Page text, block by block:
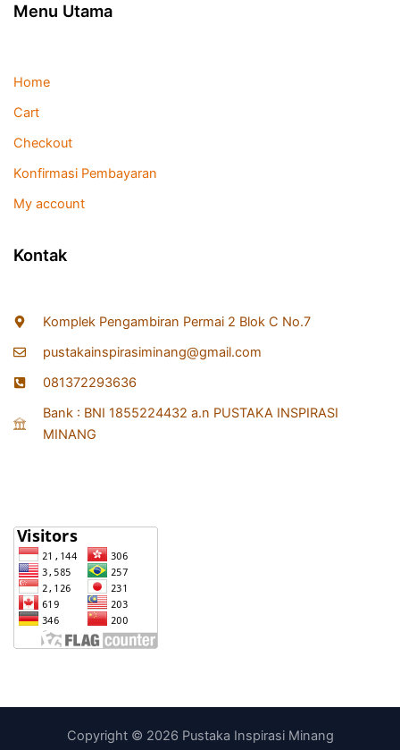
Menu Utama
Home
Cart
Checkout
Konfirmasi Pembayaran
My account
Kontak
Komplek Pengambiran Permai 2 Blok C No.7
pustakainspirasiminang@gmail.com
081372293636
Bank : BNI 1855224432 a.n PUSTAKA INSPIRASI
MINANG
Copyright © 2026 Pustaka Inspirasi Minang